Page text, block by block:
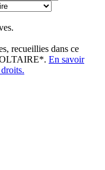
recueillies dans ce
*. En savoir